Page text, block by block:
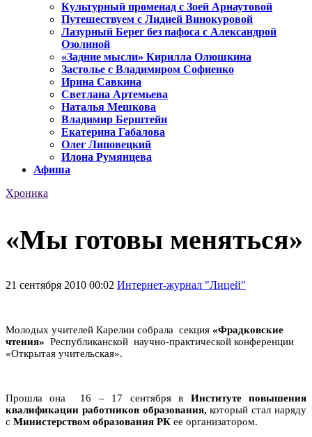
Культурный променад с Зоей Арнаутовой
Путешествуем с Лидией Винокуровой
Лазурный Берег без пафоса с Александрой
Озолиной
«Задние мысли» Кирилла Олюшкина
Застолье с Владимиром Софиенко
Ирина Савкина
Светлана Артемьева
Наталья Мешкова
Владимир Берштейн
Екатерина Габалова
Олег Липовецкий
Илона Румянцева
Афиша
Хроника
«Мы готовы меняться»
21 сентября 2010 00:02 Интернет-журнал "Лицей"
Молодых учителей Карелии собрала секция «Фрадковские
чтения» Республиканской научно-практической конференции
«Открытая учительская».
Прошла она 16 – 17 сентября в Институте повышения
квалификации работников образования, который стал наряду
с Министерством образования РК ее организатором.